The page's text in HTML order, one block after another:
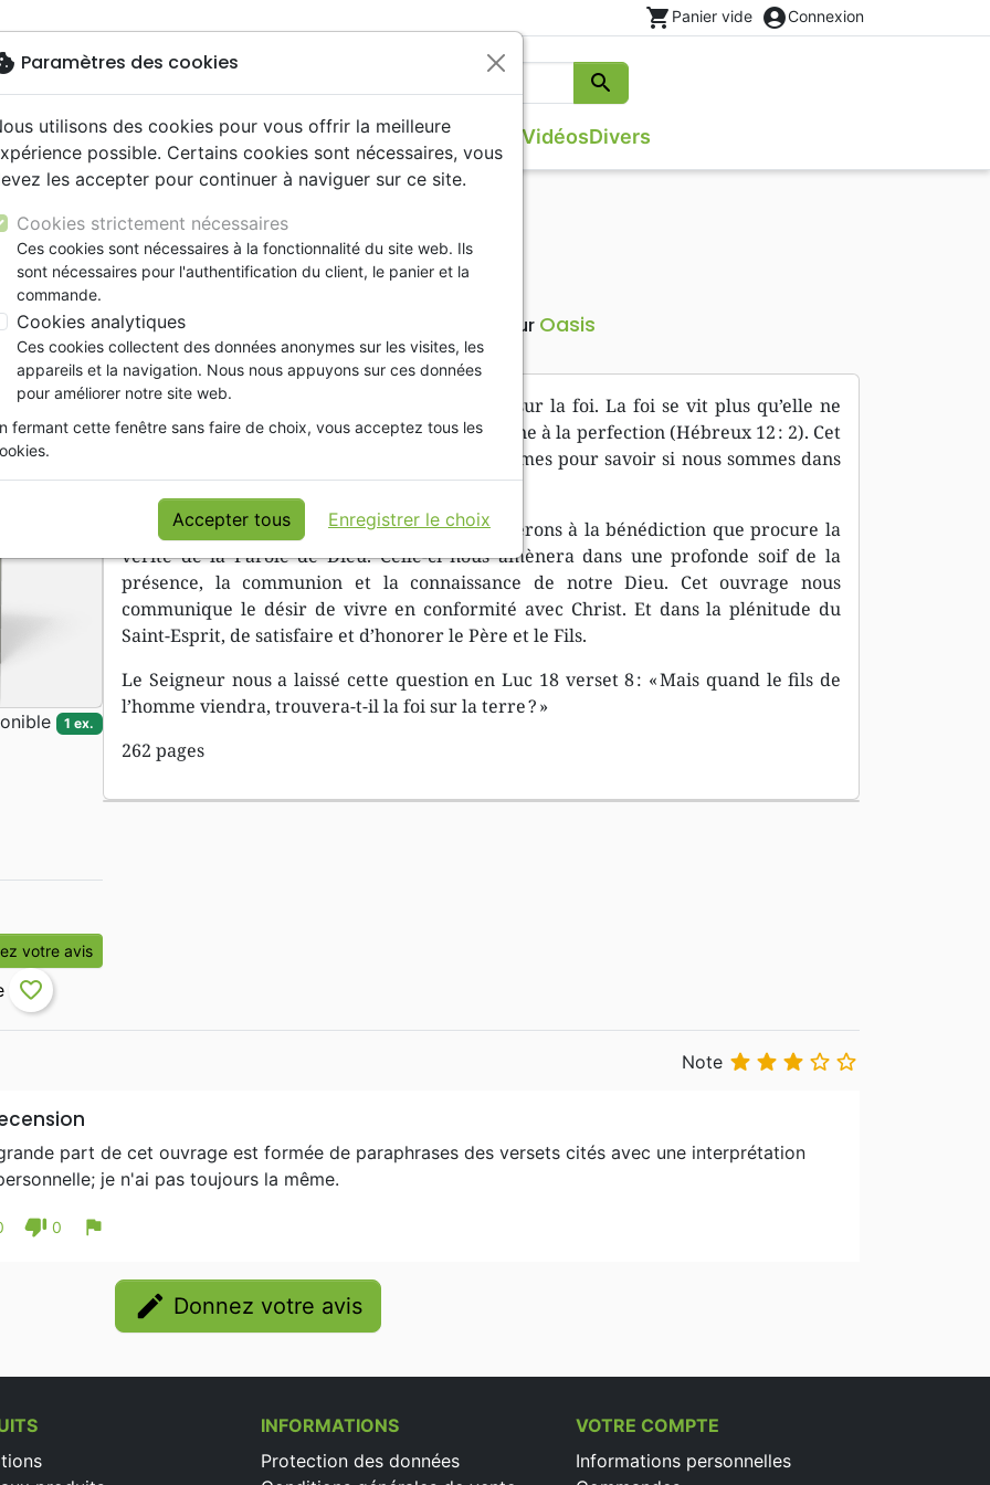
shopping_cart Panier vide account_circleConnexion
search
Rechercher
NouveautésBibles
courant
Français fondamental
Autres versions
Bibles d'étude
Nouveaux Testaments
Livres
société, politique
cadeaux
couple
Témoignages, biographies
Romans
Bandes dessinées
Prière, adoration, louange
Jeunesse
jeunes
jeunesse
méditations jeunesse
Enseignement jeunesse
Livres d'activités
CD Jeunesse
Musique
Soul
de fête
Compilations
Rap, Hip-hop
Recueils et partitions
Vidéos
conférences
animés
Histoires vraies, témoignages
Documentaires, reportages
Divers
cadeaux
Accessoires de Bible
(La)
La foi, cette folie
Référence Editeur Oasis
Description Détails du produit
Ce livre n’est pas un enseignement exhaustif sur la foi. La foi se vit plus qu’elle ne
s’enseigne. C’est Jésus qui suscite la foi et la mène à la perfection (Hébreux 12 : 2). Cet
ouvrage nous invite à nous examiner nous-mêmes pour savoir si nous sommes dans
la foi (2 Corinthiens 13 : 5).
Lu avec un cœur ouvert et sincère, nous goûterons à la bénédiction que procure la
vérité de la Parole de Dieu. Celle-ci nous amènera dans une profonde soif de la
présence, la communion et la connaissance de notre Dieu. Cet ouvrage nous
communique le désir de vivre en conformité avec Christ. Et dans la plénitude du
Saint-Esprit, de satisfaire et d’honorer le Père et le Fils.
Le Seigneur nous a laissé cette question en Luc 18 verset 8 : « Mais quand le fils de
l’homme viendra, trouvera-t-il la foi sur la terre ? »
262 pages
1 ex.
votre avis
favorite_border
Note     
part de cet ouvrage est formée de paraphrases des versets cités avec une interprétation
je n'ai pas toujours la même.
thumb_down 0 flag
edit Donnez votre avis
INFORMATIONS
Protection des données
VOTRE COMPTE
Informations personnelles
Paramètres des cookies
utilisons des cookies pour vous offrir la meilleure
possible. Certains cookies sont nécessaires, vous
les accepter pour continuer à naviguer sur ce site.
Cookies strictement nécessaires
Ces cookies sont nécessaires à la fonctionnalité du site web. Ils
sont nécessaires pour l'authentification du client, le panier et la
commande.
Cookies analytiques
Ces cookies collectent des données anonymes sur les visites, les
appareils et la navigation. Nous nous appuyons sur ces données
pour améliorer notre site web.
fermant cette fenêtre sans faire de choix, vous acceptez tous les
Accepter tous Enregistrer le choix